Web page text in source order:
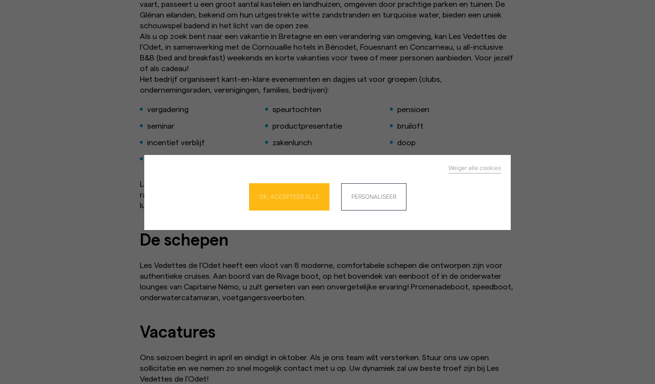
Cookies beheer paneel
OK, ACCEPTEER ALLE
Weiger alle cookies
PERSONALISEER
vaart, passeert u een groot aantal kastelen en landhuizen, omgeven door prachtige parken en tuinen. De
Glénan eilanden, bekend om hun uitgestrekte witte zandstranden en turquoise water, bieden een uniek
schouwspel badend in het licht van de open zee.
Als u op zoek bent naar een vakantie in Bretagne en een verandering van omgeving, kan Les Vedettes de
l’Odet, in samenwerking met de Cornouaille hotels in Bénodet, Fouesnant en Concarneau, u all-inclusive
B&B (bed and breakfast) weekends en korte vakanties voor twee of meer personen aanbieden. Voor jezelf
of als cadeau!
Het bedrijf organiseert kant-en-klare evenementen en dagjes uit voor groepen (clubs,
ondernemingsraden, verenigingen, families, bedrijven):
vergadering
seminar
incentief verblijf
speurtochten
productpresentatie
zakenlunch
pensioen
bruiloft
doop
Les Vedettes de l’Odet verhuurt ook boten met bemanning voor grote maritieme evenementen en
racestarts langs de Atlantische kust. Het vertrouwen van een team dat klaarstaat om naar je wensen te
luisteren.
De schepen
Les Vedettes de l’Odet heeft een vloot van 8 moderne, comfortabele schepen die ontworpen zijn voor
authentieke cruises. Aan boord van de Rivage boot, op het bovendek van eenboot of in de onderwater
lounges van Capitaine Némo, u zult genieten van een onvergetelijke ervaring! Promenadeboot, speedboot,
onderwatercatamaran, voetgangersveerboten.
Vacatures
Ons seizoen begint in april en eindigt in oktober. Als je ons team wilt versterken. Stuur ons uw open
sollicitatie en we nemen zo snel mogelijk contact met u op. Uw dynamiek zal uw beste troef zijn bij Les
Vedettes de l’Odet!